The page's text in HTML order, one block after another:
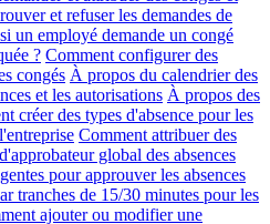
et refuser les demandes de
un employé demande un congé
? Comment configurer des
congés À propos du calendrier des
et les autorisations À propos des
créer des types d'absence pour les
Comment attribuer des
global des absences
pour approuver les absences
tranches de 15/30 minutes pour les
ajouter ou modifier une